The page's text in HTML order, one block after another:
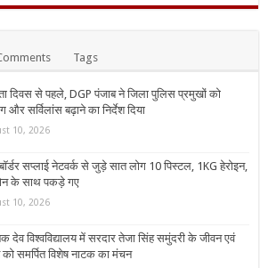
Tags
दिवस से पहले, DGP पंजाब ने जिला पुलिस प्रमुखों को
और सर्विलांस बढ़ाने का निर्देश दिया
10, 2026
सप्लाई नेटवर्क से जुड़े सात लोग 10 पिस्टल, 1KG हेरोइन,
के साथ पकड़े गए
10, 2026
देव विश्वविद्यालय में सरदार तेजा सिंह समुंदरी के जीवन एवं
को समर्पित विशेष नाटक का मंचन